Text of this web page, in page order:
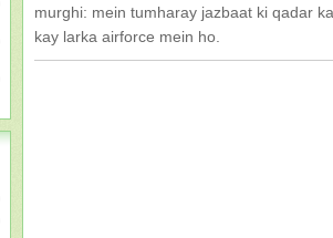
murghi: mein tumharay jazbaat ki qadar
kay larka airforce mein ho.